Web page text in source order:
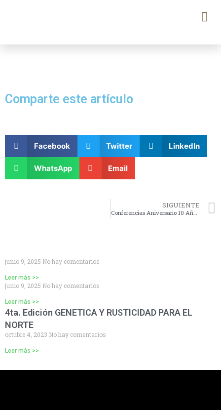
Comparte este artículo
Facebook Twitter LinkedIn
WhatsApp Email
SIGUIENTE
Conferencias Aniversario 10 Años de Mateando Rural
junio 9, 2025 No hay comentarios
Leer más >>
junio 9, 2025 No hay comentarios
Leer más >>
4ta. Edición GENETICA Y RUSTICIDAD PARA EL
NORTE
octubre 4, 2023 No hay comentarios
Leer más >>